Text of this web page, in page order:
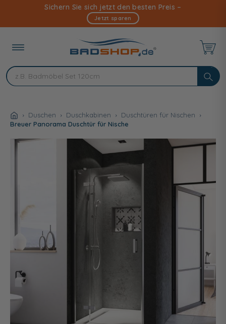
Inhalt
Sichern Sie sich jetzt den besten Preis –
Jetzt sparen
Duschen Duschkabinen
Duschtüren für Nischen
Breuer Panorama Duschtür für Nische